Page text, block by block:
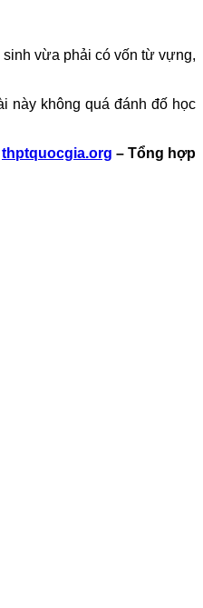
vừa phải có vốn từ vựng,
này không quá đánh đố học
thptquocgia.org – Tổng hợp